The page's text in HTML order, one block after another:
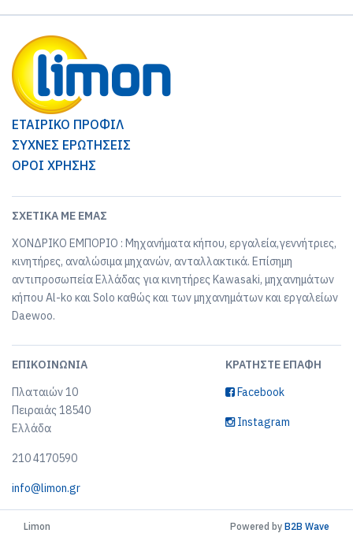
ΕΤΑΙΡΙΚΟ ΠΡΟΦΙΛ
ΣΥΧΝΕΣ ΕΡΩΤΗΣΕΙΣ
ΟΡΟΙ ΧΡΗΣΗΣ
ΣΧΕΤΙΚΆ ΜΕ ΕΜΆΣ
ΧΟΝΔΡΙΚΟ ΕΜΠΟΡΙΟ : Μηχανήματα κήπου, εργαλεία,γεννήτριες,
κινητήρες, αναλώσιμα μηχανών, ανταλλακτικά. Επίσημη
αντιπροσωπεία Ελλάδας για κινητήρες Kawasaki, μηχανημάτων
κήπου Al-ko και Solo καθώς και των μηχανημάτων και εργαλείων
Daewoo.
ΕΠΙΚΟΙΝΩΝΊΑ
Πλαταιών 10
Πειραιάς 18540
Ελλάδα
210 4170590
info@limon.gr
ΚΡΑΤΉΣΤΕ ΕΠΑΦΉ
Facebook
Instagram
Limon Powered by B2B Wave